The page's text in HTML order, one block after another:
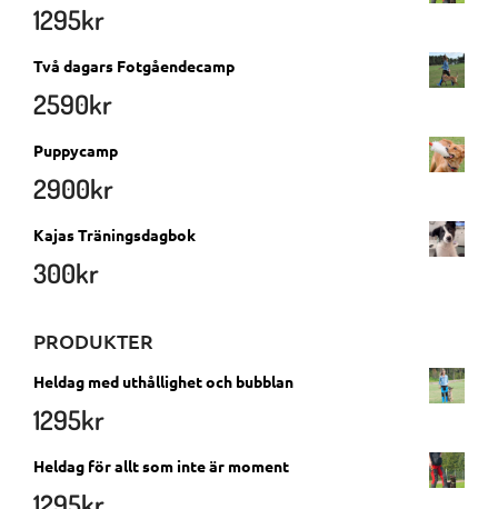
1295kr
Två dagars Fotgåendecamp
2590kr
Puppycamp
2900kr
Kajas Träningsdagbok
300kr
PRODUKTER
Heldag med uthållighet och bubblan
1295kr
Heldag för allt som inte är moment